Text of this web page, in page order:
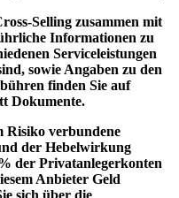
Selling zusammen mit
Informationen zu
Serviceleistungen
sowie Angaben zu den
finden Sie auf
Dokumente.
Risiko verbundene
der Hebelwirkung
der Privatanlegerkonten
Anbieter Geld
sich über die